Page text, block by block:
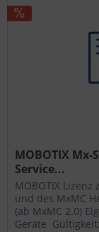
MOBOTIX Mx-
Service...
MOBOTIX
und des MxMC
(ab MxMC 2.0)
Geräte 